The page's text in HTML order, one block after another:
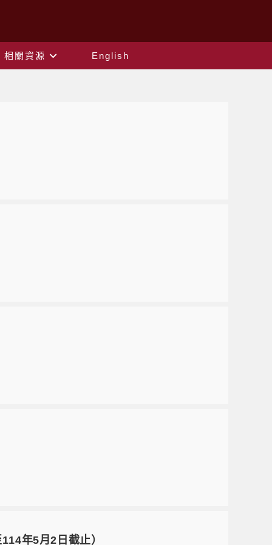
相關資源
English
年5月2日截止）